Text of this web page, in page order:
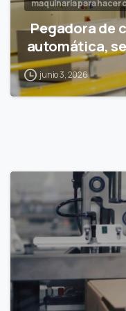
maquinaria para hacer
Pegadora de
automática,
junio 3, 2026